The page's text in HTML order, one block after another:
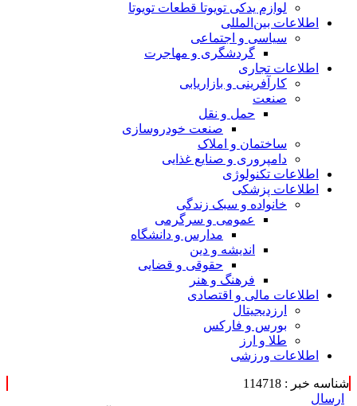
لوازم یدکی تویوتا قطعات تویوتا
اطلاعات بین‌المللی
سیاسی و اجتماعی
گردشگری و مهاجرت
اطلاعات تجاری
کارآفرینی و بازاریابی
صنعت
حمل و نقل
صنعت خودروسازی
ساختمان و املاک
دامپروری و صنایع غذایی
اطلاعات تکنولوژی
اطلاعات پزشکی
خانواده و سبک زندگی
عمومی و سرگرمی
مدارس و دانشگاه
اندیشه و دین
حقوقی و قضایی
فرهنگ و هنر
اطلاعات مالی و اقتصادی
ارزدیجیتال
بورس و فارکس
طلا و ارز
اطلاعات ورزشی
شناسه خبر : 114718
ارسال